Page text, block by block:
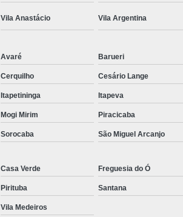
Tratamento
Tratamentos para
Tratamento para Insônia em
Tratamento para Insônia São
Tratamento
Tratamento Alternativo para
Vila Anastácio Vila Argentina
Avaré Barueri
Cerquilho Cesário Lange
Itapetininga Itapeva
Mogi Mirim Piracicaba
Sorocaba São Miguel Arcanjo
Casa Verde Freguesia do Ó
Pirituba Santana
Vila Medeiros